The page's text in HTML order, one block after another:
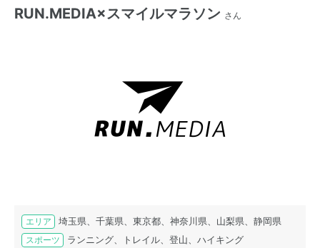
RUN.MEDIA×スマイルマラソン さん
エリア 埼玉県、千葉県、東京都、神奈川県、山梨県、静岡県
スポーツ ランニング、トレイル、登山、ハイキング